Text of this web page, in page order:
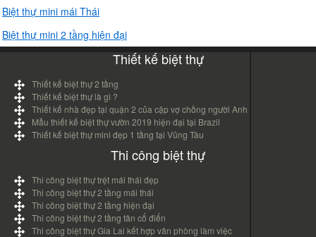
Biệt thự mini mái Thái
Biệt thự mini 2 tầng hiện đại
Thiết kế biệt thự
Thiết kế biệt thự 2 tầng
Thiết kế biệt thự là gì ?
Thiết kế nhà đẹp tại quận 2 của cặp vợ chồng người Anh
Mẫu thiết kế biệt thự vườn 2019 hiện đại tại Brazil
Thiết kế biệt thự mini đẹp 1 tầng tại Vũng Tàu
Thi công biệt thự
Thi công biệt thự trệt mái thái đẹp
Thi công biệt thự 2 tầng mái thái
Thi công biệt thự 2 tầng hiện đại
Thi công biệt thự 2 tầng tân cổ điển
Thi công biệt thự Gia Lai kết hợp văn phòng làm việc